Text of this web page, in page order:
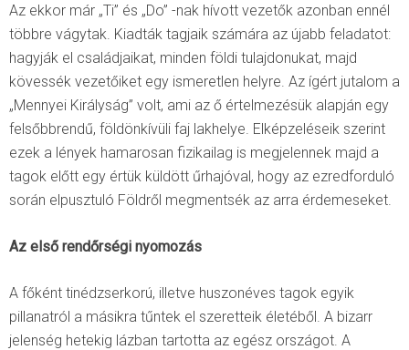
Az ekkor már „Ti” és „Do” -nak hívott vezetők azonban ennél
többre vágytak. Kiadták tagjaik számára az újabb feladatot:
hagyják el családjaikat, minden földi tulajdonukat, majd
kövessék vezetőiket egy ismeretlen helyre. Az ígért jutalom a
„Mennyei Királyság” volt, ami az ő értelmezésük alapján egy
felsőbbrendű, földönkívüli faj lakhelye. Elképzeléseik szerint
ezek a lények hamarosan fizikailag is megjelennek majd a
tagok előtt egy értük küldött űrhajóval, hogy az ezredforduló
során elpusztuló Földről megmentsék az arra érdemeseket.
Az első rendőrségi nyomozás
A főként tinédzserkorú, illetve huszonéves tagok egyik
pillanatról a másikra tűntek el szeretteik életéből. A bizarr
jelenség hetekig lázban tartotta az egész országot. A